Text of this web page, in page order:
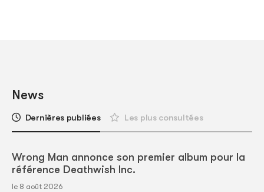
News
Dernières publiées Les plus consultées
Wrong Man annonce son premier album pour la
référence Deathwish Inc.
le 8 août 2026